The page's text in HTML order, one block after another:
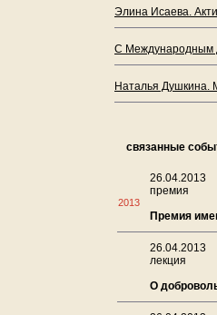
Элина Исаева.
С Международным
Наталья Душкина.
связанные
2013
26.04.2013
премия
Премия
26.04.2013
лекция
О